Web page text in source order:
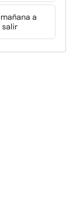
a
salir